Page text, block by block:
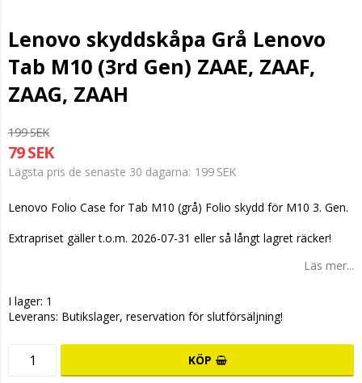
Lenovo skyddskåpa Grå Lenovo
Tab M10 (3rd Gen) ZAAE, ZAAF,
ZAAG, ZAAH
199 SEK
79 SEK
Lägsta pris de senaste 30 dagarna 199 SEK
Lenovo Folio Case for Tab M10 (grå) Folio skydd för M10 3. Gen.
Extrapriset gäller t.o.m. 2026-07-31 eller så långt lagret räcker!
Läs mer...
I lager: 1
Leverans: Butikslager, reservation för slutförsäljning!
KÖP